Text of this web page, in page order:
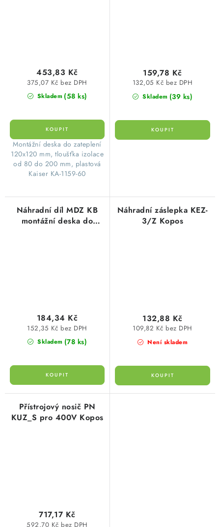
Skladem (58 ks)
375,07 Kč bez DPH
453,83 Kč
Montážní deska do zateplení
120x120 mm, tloušťka izolace
od 80 do 200 mm, plastová
Kaiser KA-1159-60
Skladem (39 ks)
132,05 Kč bez DPH
159,78 Kč
Náhradní díl MDZ KB
montážní deska do
Skladem (78 ks)
152,35 Kč bez DPH
184,34 Kč
Náhradní záslepka KEZ-
3/Z Kopos
Není skladem
109,82 Kč bez DPH
132,88 Kč
Přístrojový nosič PN
KUZ_S pro 400V Kopos
592,70 Kč bez DPH
717,17 Kč